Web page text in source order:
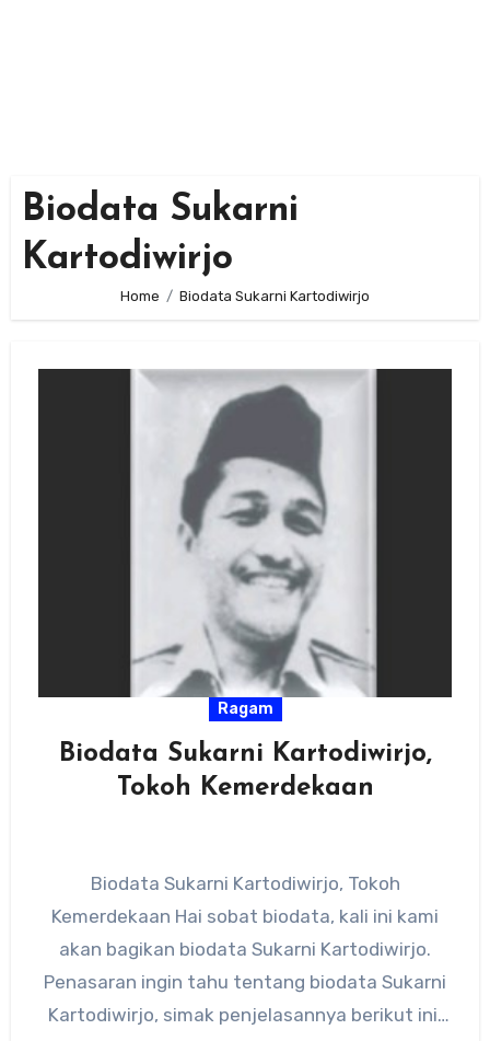
Biodata Sukarni
Kartodiwirjo
Home Biodata Sukarni Kartodiwirjo
Ragam
Biodata Sukarni Kartodiwirjo,
Tokoh Kemerdekaan
Biodata Sukarni Kartodiwirjo, Tokoh
Kemerdekaan Hai sobat biodata, kali ini kami
akan bagikan biodata Sukarni Kartodiwirjo.
Penasaran ingin tahu tentang biodata Sukarni
Kartodiwirjo, simak penjelasannya berikut ini.